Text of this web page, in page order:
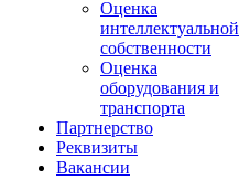
Оценка
интеллектуальной
собственности
Оценка
оборудования и
транспорта
Партнерство
Реквизиты
Вакансии